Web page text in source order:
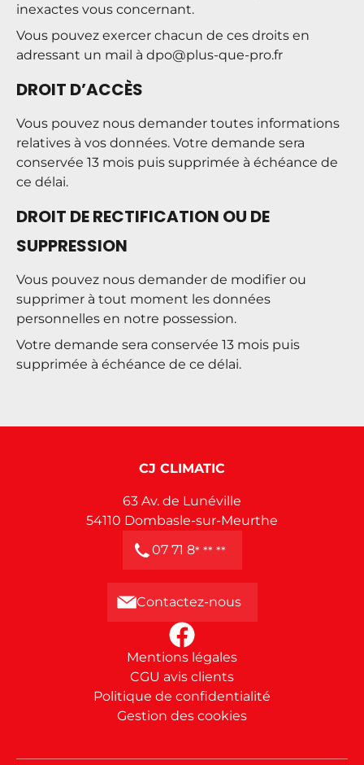
inexactes vous concernant.
Vous pouvez exercer chacun de ces droits en
adressant un mail à dpo@plus-que-pro.fr
DROIT D’ACCÈS
Vous pouvez nous demander toutes informations
relatives à vos données. Votre demande sera
conservée 13 mois puis supprimée à échéance de
ce délai.
DROIT DE RECTIFICATION OU DE
SUPPRESSION
Vous pouvez nous demander de modifier ou
supprimer à tout moment les données
personnelles en notre possession.
Votre demande sera conservée 13 mois puis
supprimée à échéance de ce délai.
CJ CLIMATIC
63 Av. de Lunéville
54110 Dombasle-sur-Meurthe
07 71 8* ** **
Contactez-nous
Mentions légales
CGU avis clients
Politique de confidentialité
Gestion des cookies